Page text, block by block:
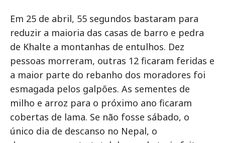
Em 25 de abril, 55 segundos bastaram para
reduzir a maioria das casas de barro e pedra
de Khalte a montanhas de entulhos. Dez
pessoas morreram, outras 12 ficaram feridas e
a maior parte do rebanho dos moradores foi
esmagada pelos galpões. As sementes de
milho e arroz para o próximo ano ficaram
cobertas de lama. Se não fosse sábado, o
único dia de descanso no Nepal, o